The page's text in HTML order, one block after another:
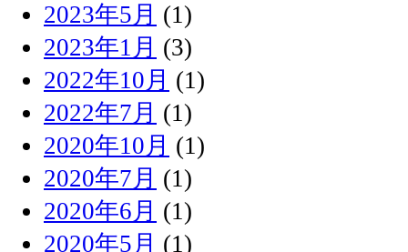
2023年5月 (1)
2023年1月 (3)
2022年10月 (1)
2022年7月 (1)
2020年10月 (1)
2020年7月 (1)
2020年6月 (1)
2020年5月 (1)